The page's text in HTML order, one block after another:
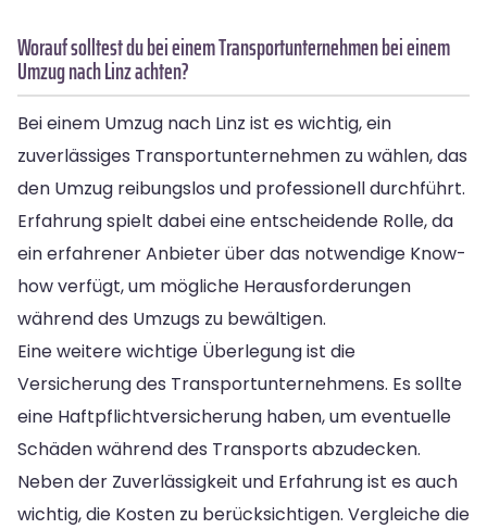
Worauf solltest du bei einem Transportunternehmen bei einem
Umzug nach Linz achten?
Bei einem Umzug nach Linz ist es wichtig, ein
zuverlässiges Transportunternehmen zu wählen, das
den Umzug reibungslos und professionell durchführt.
Erfahrung spielt dabei eine entscheidende Rolle, da
ein erfahrener Anbieter über das notwendige Know-
how verfügt, um mögliche Herausforderungen
während des Umzugs zu bewältigen.
Eine weitere wichtige Überlegung ist die
Versicherung des Transportunternehmens. Es sollte
eine Haftpflichtversicherung haben, um eventuelle
Schäden während des Transports abzudecken.
Neben der Zuverlässigkeit und Erfahrung ist es auch
wichtig, die Kosten zu berücksichtigen. Vergleiche die